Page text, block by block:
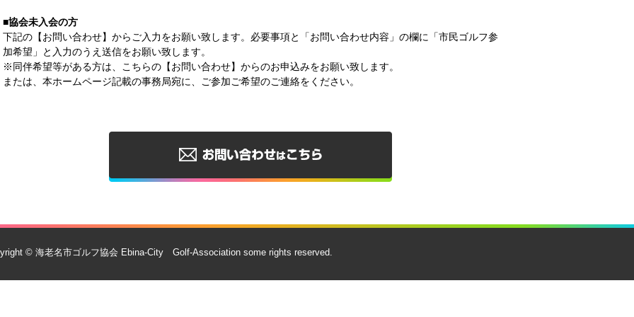
■協会未入会の方
下記の【お問い合わせ】からご入力をお願い致します。必要事項と「お問い合わせ内容」の欄に「市民ゴルフ参
加希望」と入力のうえ送信をお願い致します。
※同伴希望等がある方は、こちらの【お問い合わせ】からのお申込みをお願い致します。
または、本ホームページ記載の事務局宛に、ご参加ご希望のご連絡をください。
© 海老名市ゴルフ協会 Ebina-City Golf-Association some rights reserved.